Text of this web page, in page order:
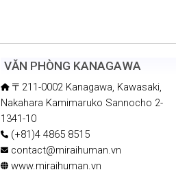
VĂN PHÒNG KANAGAWA
〒211-0002 Kanagawa, Kawasaki,
Nakahara Kamimaruko Sannocho 2-
1341-10
(+81)4 4865 8515
contact@miraihuman.vn
www.miraihuman.vn